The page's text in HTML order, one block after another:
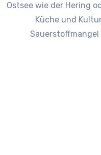
Ostsee wie der Hering
Küche und
Sauerstoffmangel